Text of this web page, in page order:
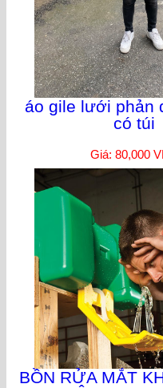
áo gile lưới phản
có túi
Giá: 80,000
BỒN RỬA MẮT